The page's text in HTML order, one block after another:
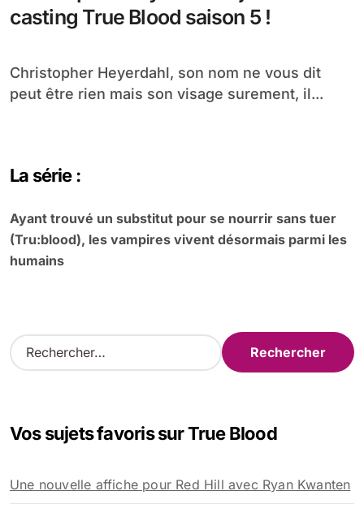
casting True Blood saison 5 !
Christopher Heyerdahl, son nom ne vous dit
peut être rien mais son visage surement, il...
La série :
Ayant trouvé un substitut pour se nourrir sans tuer
(Tru:blood), les vampires vivent désormais parmi les
humains
R
e
r
e
r
Vos sujets favoris sur True Blood
Une nouvelle affiche pour Red Hill avec Ryan Kwanten